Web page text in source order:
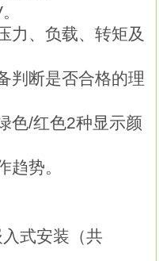
力、负载、转矩及
判断是否合格的理
色/红色2种显示颜
趋势。
式安装（共